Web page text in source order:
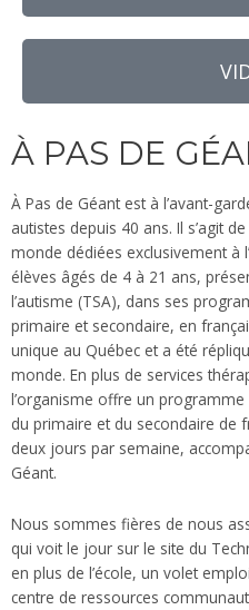
À PAS DE
À Pas de Géant est à l’avant-
autistes depuis 40 ans. Il s’agit
monde dédiées exclusivement à
élèves âgés de 4 à 21 ans,
l’autisme (TSA), dans ses
primaire et secondaire, en
unique au Québec et a été
monde. En plus de services
l’organisme offre un programme
du primaire et du secondaire de
deux jours par semaine,
Géant.
Nous sommes fières de nous
qui voit le jour sur le site du
en plus de l’école, un volet
centre de ressources